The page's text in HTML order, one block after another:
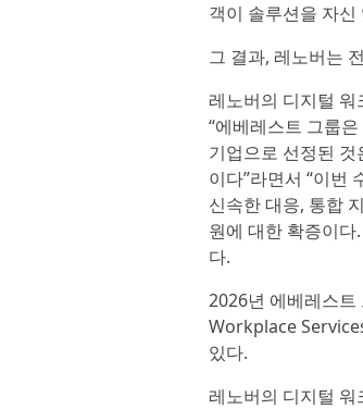
객이 솔루션을 자
그 결과, 레노버는
레노버의 디지털
“에베레스트 그룹
기업으로 선정된
이다”라면서 “이번
신속한 대응, 통합
원에 대한 확증이
다.
2026년 에베레스
Workplace
있다.
레노버의 디지털